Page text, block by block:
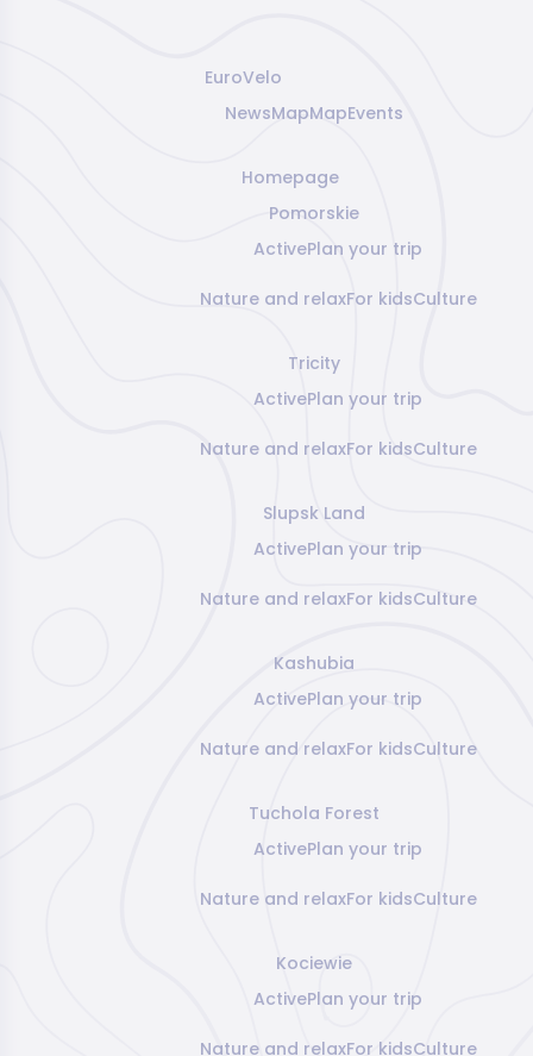
EuroVelo
NewsMapMapEvents
Homepage
Pomorskie
ActivePlan your trip
Nature and relaxFor kidsCulture
Tricity
ActivePlan your trip
Nature and relaxFor kidsCulture
Slupsk Land
ActivePlan your trip
Nature and relaxFor kidsCulture
Kashubia
ActivePlan your trip
Nature and relaxFor kidsCulture
Tuchola Forest
ActivePlan your trip
Nature and relaxFor kidsCulture
Kociewie
ActivePlan your trip
Nature and relaxFor kidsCulture